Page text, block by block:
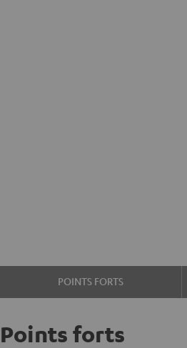
POINTS FORTS
Points forts